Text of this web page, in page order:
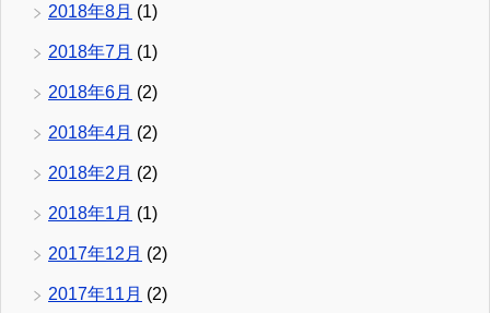
2018年8月 (1)
2018年7月 (1)
2018年6月 (2)
2018年4月 (2)
2018年2月 (2)
2018年1月 (1)
2017年12月 (2)
2017年11月 (2)